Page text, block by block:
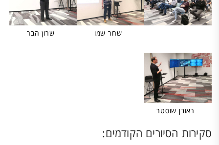
שחר שמו שרון הבר
ראובן שוסטר
סקירות הסיורים הקודמים: